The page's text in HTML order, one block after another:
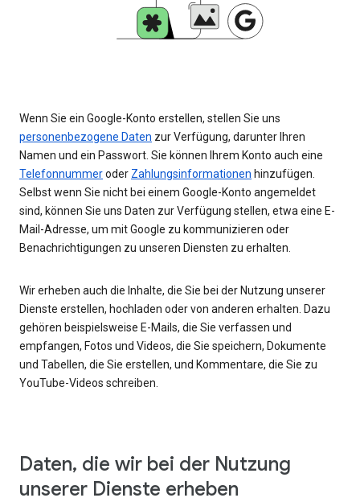
Wenn Sie ein Google-Konto erstellen, stellen Sie uns
personenbezogene Daten zur Verfügung, darunter Ihren
Namen und ein Passwort. Sie können Ihrem Konto auch eine
Telefonnummeroder Zahlungsinformationen hinzufügen.
Selbst wenn Sie nicht bei einem Google-Konto angemeldet
sind, können Sie uns Daten zur Verfügung stellen, etwa eine E-
Mail-Adresse, um mit Google zu kommunizieren oder
Benachrichtigungen zu unseren Diensten zu erhalten.
Wir erheben auch die Inhalte, die Sie bei der Nutzung unserer
Dienste erstellen, hochladen oder von anderen erhalten. Dazu
gehören beispielsweise E-Mails, die Sie verfassen und
empfangen, Fotos und Videos, die Sie speichern, Dokumente
und Tabellen, die Sie erstellen, und Kommentare, die Sie zu
YouTube-Videos schreiben.
Daten, die wir bei der Nutzung
unserer Dienste erheben